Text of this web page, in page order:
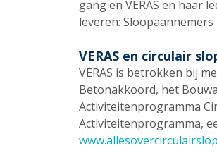
gang en VERAS en haar
leveren:
VERAS en circulair
VERAS is betrokken bij
Betonakkoord, het
Activiteitenprogramma
Activiteitenprogramma,